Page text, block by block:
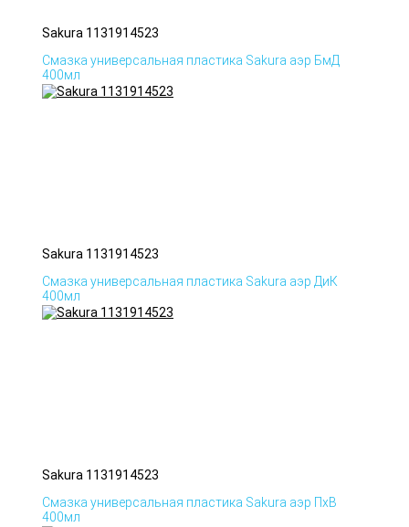
Sakura 1131914523
Смазка универсальная пластика Sakura аэр БмД
400мл
Sakura 1131914523
Смазка универсальная пластика Sakura аэр ДиК
400мл
Sakura 1131914523
Смазка универсальная пластика Sakura аэр ПхВ
400мл